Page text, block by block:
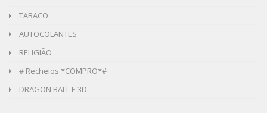
TABACO
AUTOCOLANTES
RELIGIÃO
# Recheios *COMPRO*#
DRAGON BALL E 3D